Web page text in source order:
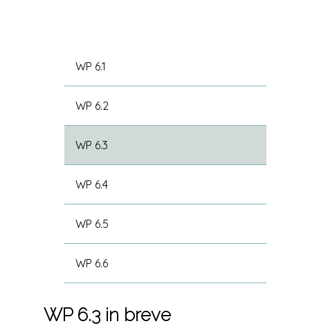
WP 6.1
WP 6.2
WP 6.3
WP 6.4
WP 6.5
WP 6.6
WP 6.3 in breve